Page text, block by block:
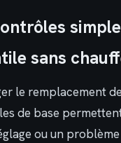
sans
le remplacement
de base
ou un problème